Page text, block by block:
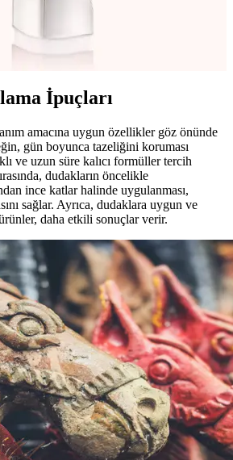
Cookie ve Saten Dokulu Stick Ruj'un
ve karşılaştırmasıyla, doğru dudak
yardımcı oluyor.
İpuçları
amacına uygun özellikler göz önünde
gün boyunca tazeliğini koruması
ve uzun süre kalıcı formüller tercih
dudakların öncelikle
ince katlar halinde uygulanması,
sağlar. Ayrıca, dudaklara uygun ve
daha etkili sonuçlar verir.